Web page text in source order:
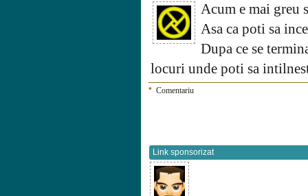
Acum e mai greu
Asa ca poti sa
Dupa ce se
locuri unde poti sa
* Comentariu
Link sponsorizat